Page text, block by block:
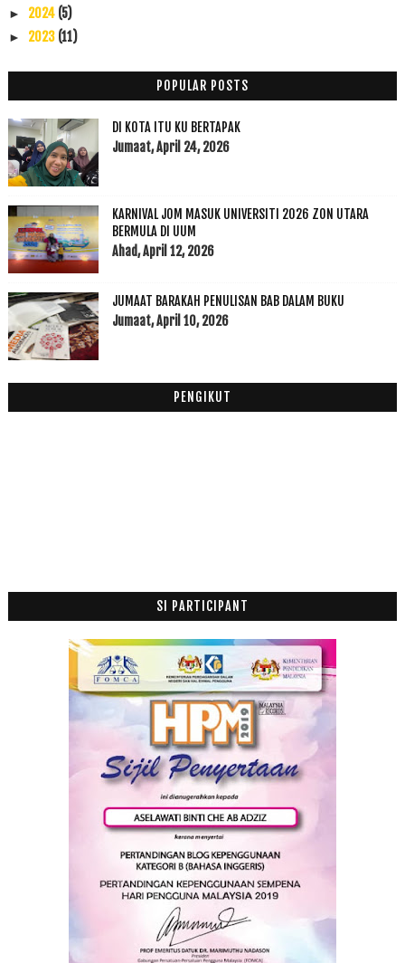
► 2024 (5)
► 2023 (11)
►2019 (118)
►2018(195)
►2017(199)
►2016(174)
►2015(199)
►2014(47)
►2013(53)
►2012(100)
►2011(63)
POPULAR POSTS
DI KOTA ITU KU BERTAPAK
Jumaat, April 24, 2026
KARNIVAL JOM MASUK UNIVERSITI 2026 ZON UTARA
BERMULA DI UUM
Ahad, April 12, 2026
JUMAAT BARAKAH PENULISAN BAB DALAM BUKU
Jumaat, April 10, 2026
PENGIKUT
SI PARTICIPANT